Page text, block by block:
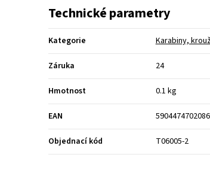
Technické parametry
Kategorie Karabiny,
Záruka 24
Hmotnost 0.1 kg
EAN 5904474702086
Objednací kód T06005-2